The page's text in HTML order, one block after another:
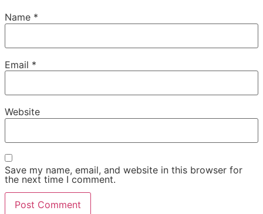
Name *
Email *
Website
Save my name, email, and website in this browser for
the next time I comment.